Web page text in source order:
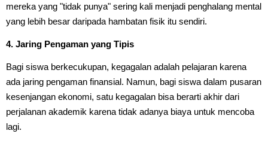
mereka yang "tidak punya" sering kali menjadi penghalang mental
yang lebih besar daripada hambatan fisik itu sendiri.
4. Jaring Pengaman yang Tipis
Bagi siswa berkecukupan, kegagalan adalah pelajaran karena
ada jaring pengaman finansial. Namun, bagi siswa dalam pusaran
kesenjangan ekonomi, satu kegagalan bisa berarti akhir dari
perjalanan akademik karena tidak adanya biaya untuk mencoba
lagi.